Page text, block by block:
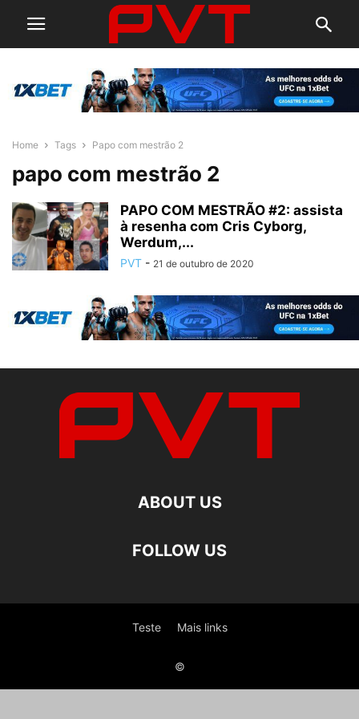
Home Tags Papo com mestrão 2
papo com mestrão 2
PAPO COM MESTRÃO #2: assista
à resenha com Cris Cyborg,
Werdum,...
PVT - 21 de outubro de 2020
ABOUT US
FOLLOW US
Teste Mais links
©